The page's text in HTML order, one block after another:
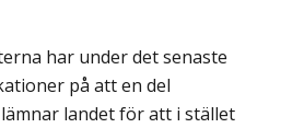
har under det senaste
på att en del
landet för att i stället